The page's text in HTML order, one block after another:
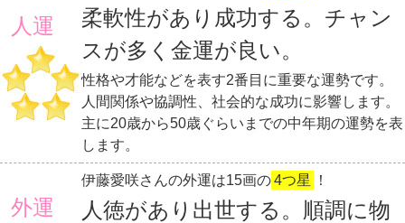
人運
柔軟性があり成功する。チャン
スが多く金運が良い。
性格や才能などを表す2番目に重要な運勢です。
人間関係や協調性、社会的な成功に影響します。
主に20歳から50歳ぐらいまでの中年期の運勢を表
します。
外運
伊藤愛咲さんの外運は15画の4つ星 ！
人徳があり出世する。順調に物